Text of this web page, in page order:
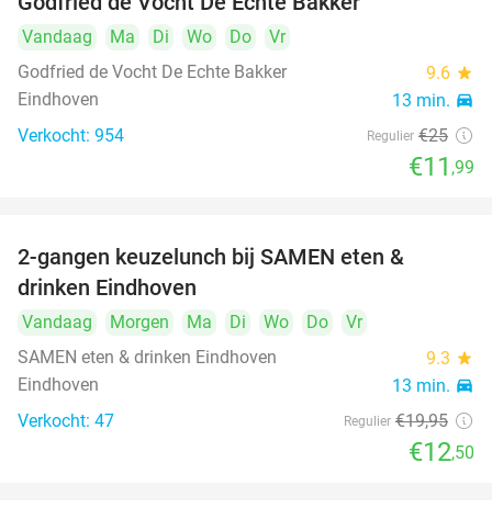
Vandaag Ma Di Wo Do
Vr
Godfried de Vocht De Echte Bakker
9.6 star
Eindhoven 13 min. directions_car
Verkocht: 954 Regulier €25
€11 ,99
2-gangen keuzelunch bij SAMEN eten &
drinken Eindhoven
Vandaag Morgen Ma Di Wo Do
Vr
SAMEN eten & drinken Eindhoven
9.3 star
Eindhoven 13 min. directions_car
Verkocht: 47 Regulier €19,95
€12,50